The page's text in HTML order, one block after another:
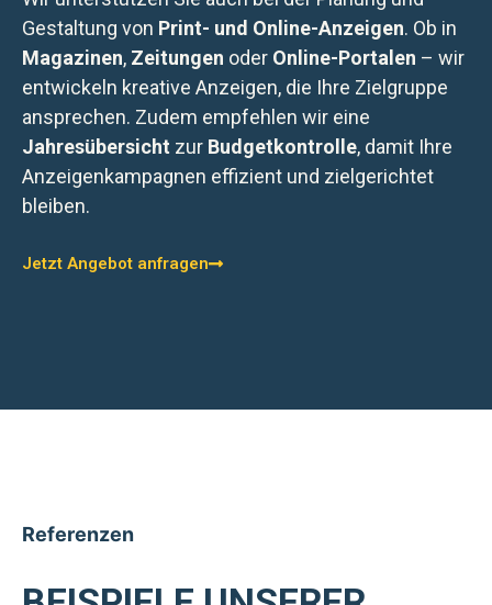
Gestaltung von Print- und Online-Anzeigen. Ob in
Magazinen, Zeitungen oder Online-Portalen – wir
entwickeln kreative Anzeigen, die Ihre Zielgruppe
ansprechen. Zudem empfehlen wir eine
Jahresübersicht zur Budgetkontrolle, damit Ihre
Anzeigenkampagnen effizient und zielgerichtet
bleiben.
Jetzt Angebot anfragen
Referenzen